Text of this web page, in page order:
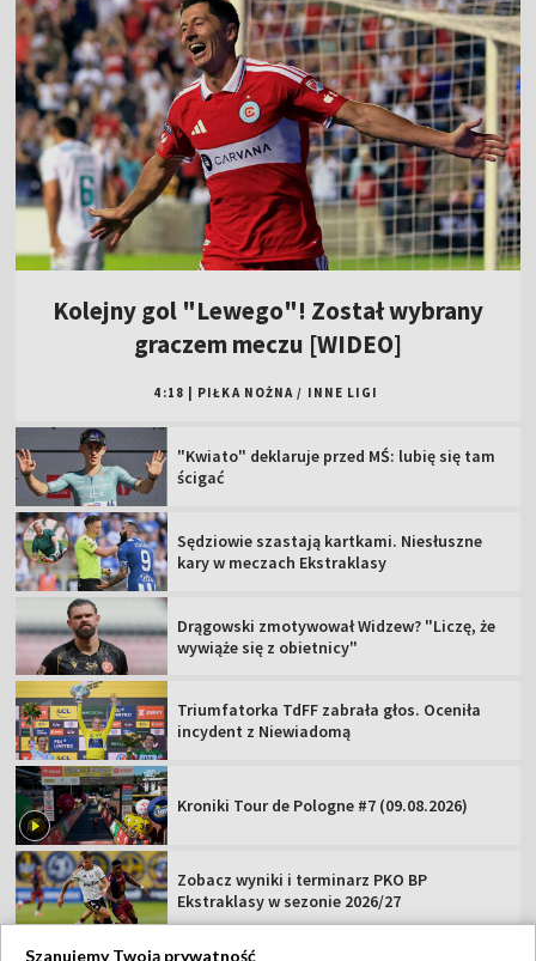
Kolejny gol "Lewego"! Został wybrany
graczem meczu [WIDEO]
4:18 PIŁKA NOŻNA / INNE LIGI
"Kwiato" deklaruje przed MŚ: lubię się tam
ścigać
Sędziowie szastają kartkami. Niesłuszne
kary w meczach Ekstraklasy
Drągowski zmotywował Widzew? "Liczę, że
wywiąże się z obietnicy"
Triumfatorka TdFF zabrała głos. Oceniła
incydent z Niewiadomą
Kroniki Tour de Pologne #7 (09.08.2026)
Zobacz wyniki i terminarz PKO BP
Ekstraklasy w sezonie 2026/27
Szanujemy Twoją prywatność